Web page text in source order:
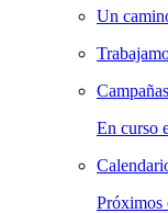
Un
Campañas
En curso
Próximos